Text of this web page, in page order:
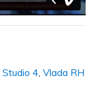
Studio 4, Vlada RH